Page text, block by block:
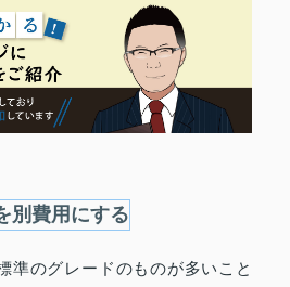
別費用にする
準のグレードのものが多いこと